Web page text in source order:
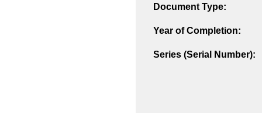
Document Type:
Year of Completion:
Series (Serial Number):